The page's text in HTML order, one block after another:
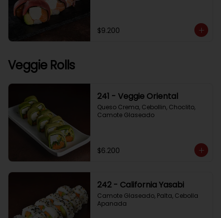
$9.200
Veggie Rolls
241 - Veggie Oriental
Queso Crema, Cebollin, Choclito,
Camote Glaseado
$6.200
242 - California Yasabi
Camote Glaseado, Palta, Cebolla
Apanada